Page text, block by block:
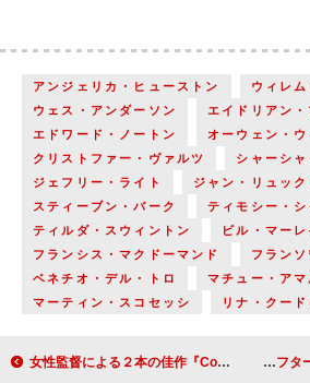
アンジェリカ・ヒューストン
ウィレ
ウェス・アンダーソン
エイドリアン・
エドワード・ノートン
オーウェン・
クリストファー・ヴァルツ
シャーシ
ジェフリー・ライト
ジャン・リュッ
スティーブン・バーク
ティモシー・シ
ティルダ・スウィントン
ビル・マーレ
フランシス・マクドーマンド
フラン
ベネチオ・デル・トロ
マチュー・アマ
マーティン・スコセッシ
リナ・クード
女性監督による２本の佳作『Coda コーダ あいのうた』『アイム・ユア・マン 恋人はアンドロイド』【映画コラム】 80年代テイス